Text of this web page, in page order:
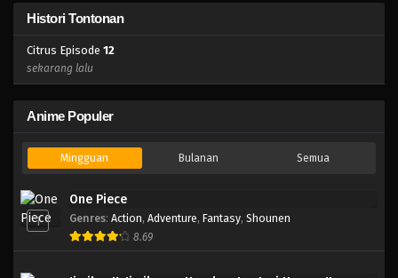
Histori Tontonan
Citrus Episode 12
sekarang lalu
Anime Populer
Mingguan Bulanan Semua
1
One Piece
Genres: Action, Adventure, Fantasy, Shounen
8.69